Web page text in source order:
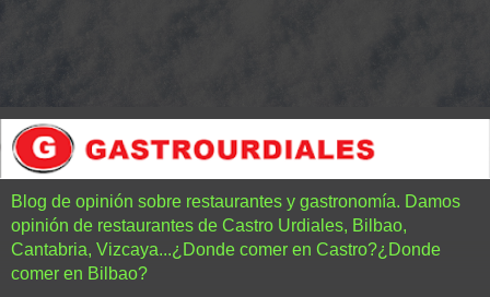
Blog de opinión sobre restaurantes y gastronomía. Damos
opinión de restaurantes de Castro Urdiales, Bilbao,
Cantabria, Vizcaya...¿Donde comer en Castro?¿Donde
comer en Bilbao?